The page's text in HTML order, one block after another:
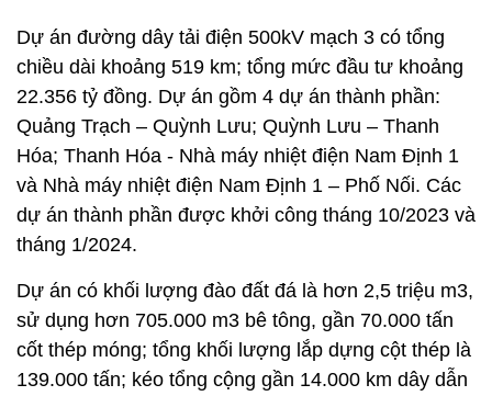
Dự án đường dây tải điện 500kV mạch 3 có tổng
chiều dài khoảng 519 km; tổng mức đầu tư khoảng
22.356 tỷ đồng. Dự án gồm 4 dự án thành phần:
Quảng Trạch – Quỳnh Lưu; Quỳnh Lưu – Thanh
Hóa; Thanh Hóa - Nhà máy nhiệt điện Nam Định 1
và Nhà máy nhiệt điện Nam Định 1 – Phố Nối. Các
dự án thành phần được khởi công tháng 10/2023 và
tháng 1/2024.
Dự án có khối lượng đào đất đá là hơn 2,5 triệu m3,
sử dụng hơn 705.000 m3 bê tông, gần 70.000 tấn
cốt thép móng; tổng khối lượng lắp dựng cột thép là
139.000 tấn; kéo tổng cộng gần 14.000 km dây dẫn